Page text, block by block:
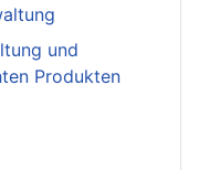
und
Produkten